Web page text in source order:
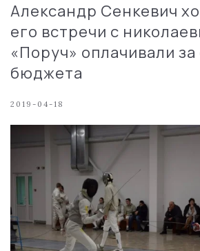
Александр Сенкевич
его встречи с
«Поруч» оплачивали за
бюджета
2019-04-18